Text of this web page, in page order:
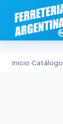
Inicio›Catálogo